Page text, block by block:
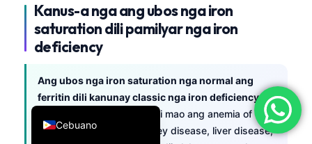
Kanus-a nga ang ubos nga iron
saturation dili pamilyar nga iron
deficiency
Ang ubos nga iron saturation nga normal ang
ferritin dili kanunay classic nga iron deficiency.
Ang nag-unang mga kapuli mao ang anemia of
inflammation, chronic kidney disease, liver disease,
Cebuano
English
Deutsch
العربية
Français
עִבְרִית